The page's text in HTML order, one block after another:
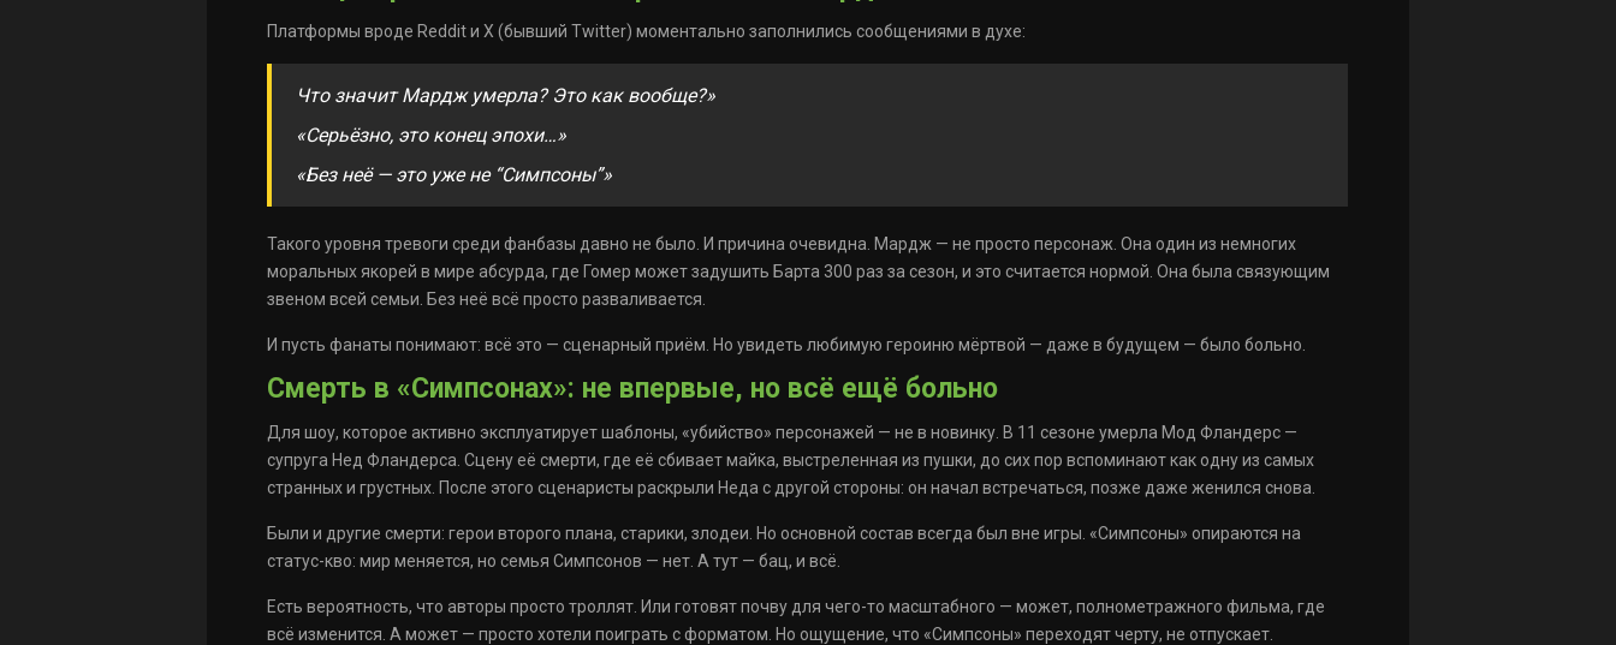
Платформы вроде Reddit и X (бывший Twitter) моментально заполнились сообщениями в духе:
Что значит Мардж умерла? Это как вообще?»
«Серьёзно, это конец эпохи…»
«Без неё — это уже не “Симпсоны”»
Такого уровня тревоги среди фанбазы давно не было. И причина очевидна. Мардж — не просто персонаж. Она один из немногих
моральных якорей в мире абсурда, где Гомер может задушить Барта 300 раз за сезон, и это считается нормой. Она была связующим
звеном всей семьи. Без неё всё просто разваливается.
И пусть фанаты понимают: всё это — сценарный приём. Но увидеть любимую героиню мёртвой — даже в будущем — было больно.
Смерть в «Симпсонах»: не впервые, но всё ещё больно
Для шоу, которое активно эксплуатирует шаблоны, «убийство» персонажей — не в новинку. В 11 сезоне умерла Мод Фландерс —
супруга Нед Фландерса. Сцену её смерти, где её сбивает майка, выстреленная из пушки, до сих пор вспоминают как одну из самых
странных и грустных. После этого сценаристы раскрыли Неда с другой стороны: он начал встречаться, позже даже женился снова.
Были и другие смерти: герои второго плана, старики, злодеи. Но основной состав всегда был вне игры. «Симпсоны» опираются на
статус-кво: мир меняется, но семья Симпсонов — нет. А тут — бац, и всё.
Есть вероятность, что авторы просто троллят. Или готовят почву для чего-то масштабного — может, полнометражного фильма, где
всё изменится. А может — просто хотели поиграть с форматом. Но ощущение, что «Симпсоны» переходят черту, не отпускает.